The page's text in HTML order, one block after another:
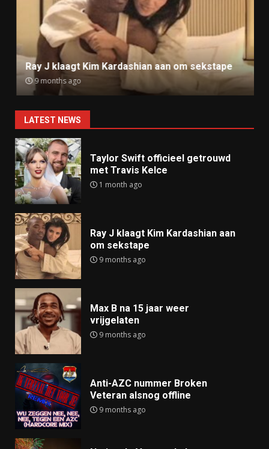
Ray J klaagt Kim Kardashian aan om sekstape
9 months ago
LATEST NEWS
Taylor Swift officieel getrouwd
met Travis Kelce
1 month ago
Ray J klaagt Kim Kardashian aan
om sekstape
9 months ago
Max B na 15 jaar weer
vrijgelaten
9 months ago
Anti-AZC nummer Broken
Veteran alsnog offline
9 months ago